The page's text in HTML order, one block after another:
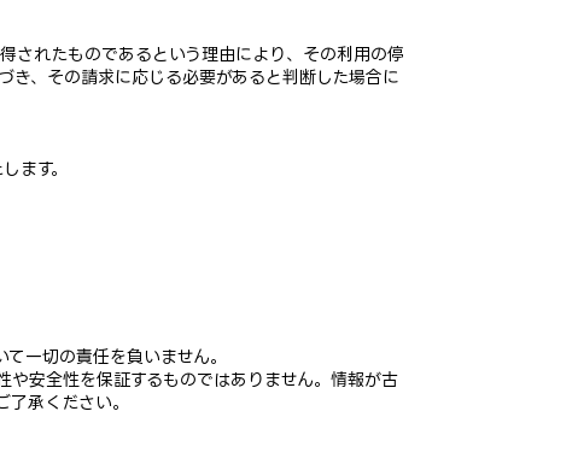
されたものであるという理由により、その利用の停
、その請求に応じる必要があると判断した場合に
ます。
一切の責任を負いません。
や安全性を保証するものではありません。情報が古
承ください。